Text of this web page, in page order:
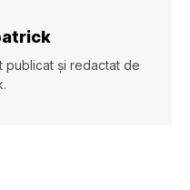
publicat și redactat de